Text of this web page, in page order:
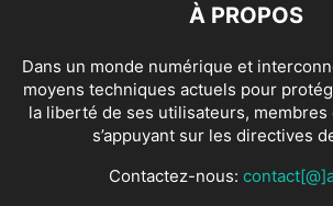
À PROPOS
Dans un monde numérique et
moyens techniques actuels pour
la liberté de ses utilisateurs, membres
s’appuyant sur les directives
Contactez-nous: